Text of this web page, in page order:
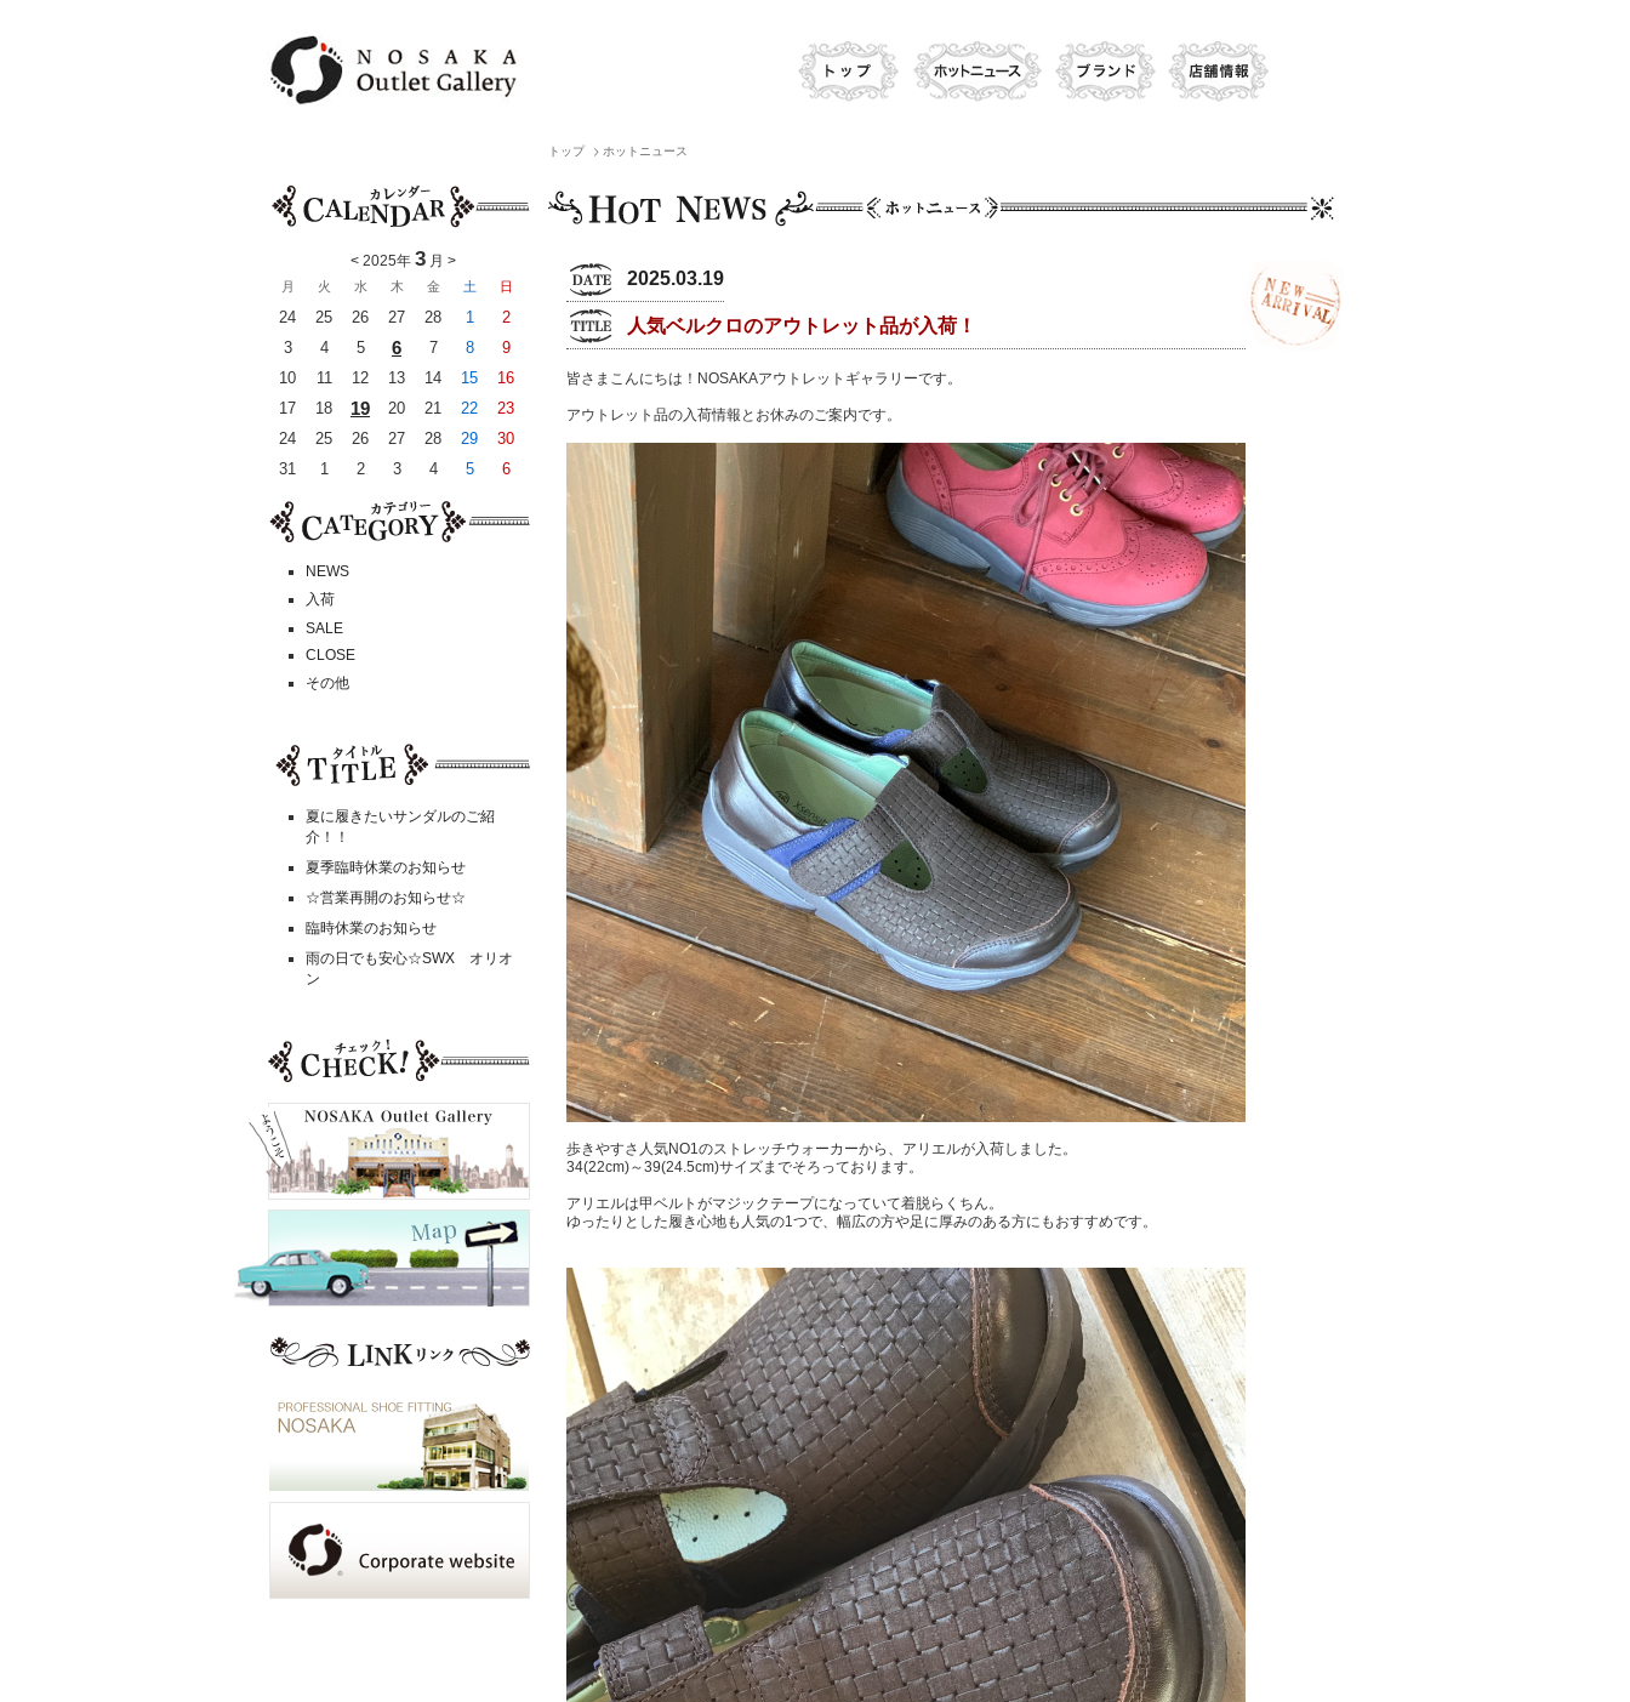
トップ ホットニュース
2025.03.19
人気ベルクロのアウトレット品が入荷！
皆さまこんにちは！NOSAKAアウトレットギャラリーです。
アウトレット品の入荷情報とお休みのご案内です。
歩きやすさ人気NO1のストレッチウォーカーから、アリエルが入荷しました。
34(22cm)～39(24.5cm)サイズまでそろっております。
アリエルは甲ベルトがマジックテープになっていて着脱らくちん。
ゆったりとした履き心地も人気の1つで、幅広の方や足に厚みのある方にもおすすめです。
<2025年 3月 >
月 火 水 木 金 土 日
24 25 26 27 28 1
2
3
4 5 6 7 8
9
10
11 12 13 14 15
16
17
18 19 20 21 22
23
24
25 26 27 28 29
30
31
1 2 3 4 5 6
NEWS
入荷
SALE
CLOSE
その他
夏に履きたいサンダルのご紹
介！！
夏季臨時休業のお知らせ
☆営業再開のお知らせ☆
臨時休業のお知らせ
雨の日でも安心☆SWX オリオ
ン